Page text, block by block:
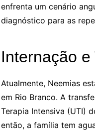
enfrenta um cenário
diagnóstico para as
Internação
Atualmente, Neemias
em Rio Branco. A
Terapia Intensiva (UTI)
então, a família tem